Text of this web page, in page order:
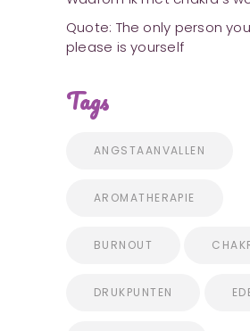
Quote: The only person
please is yourself
Tags
ANGSTAANVALLEN
AROMATHERAPIE
BURNOUT
DRUKPUNTEN